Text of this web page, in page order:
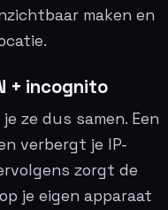
maken en
+ incognito
ze dus samen. Een
verbergt je IP-
zorgt de
je eigen apparaat